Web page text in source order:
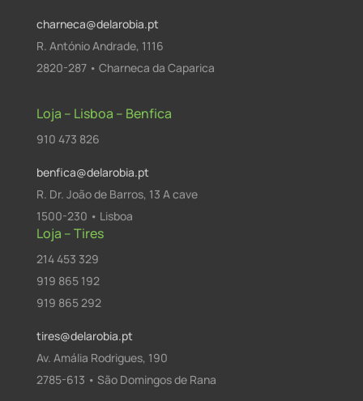
charneca@delarobia.pt
R. António Andrade, 1116
2820-287 • Charneca da Caparica
Loja – Lisboa – Benfica
910 473 826
benfica@delarobia.pt
R. Dr. João de Barros, 13 A cave
1500-230 • Lisboa
Loja – Tires
214 453 329
919 865 192
919 865 292
tires@delarobia.pt
Av. Amália Rodrigues, 190
2785-613 • São Domingos de Rana